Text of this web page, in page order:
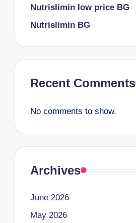
Nutrislimin low price BG
Nutrislimin BG
Recent Comments
No comments to show.
Archives
June 2026
May 2026